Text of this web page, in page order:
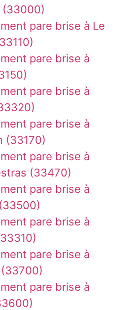
(33000)
pare brise à Le
pare brise à
pare brise à
pare brise à
(33170)
pare brise à
(33470)
pare brise à
pare brise à
pare brise à
pare brise à